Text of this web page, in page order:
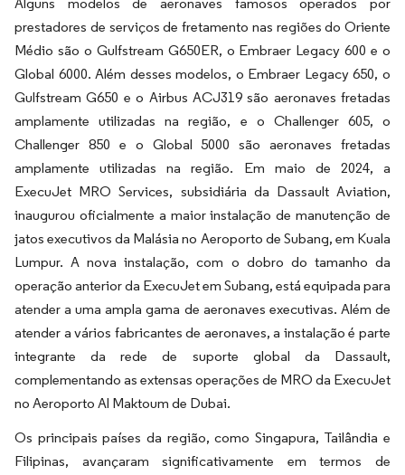
prestadores de serviços de fretamento nas regiões do Oriente
Médio são o Gulfstream G650ER, o Embraer Legacy 600 e o
Global 6000. Além desses modelos, o Embraer Legacy 650, o
Gulfstream G650 e o Airbus ACJ319 são aeronaves fretadas
amplamente utilizadas na região, e o Challenger 605, o
Challenger 850 e o Global 5000 são aeronaves fretadas
amplamente utilizadas na região. Em maio de 2024, a
ExecuJet MRO Services, subsidiária da Dassault Aviation,
inaugurou oficialmente a maior instalação de manutenção de
jatos executivos da Malásia no Aeroporto de Subang, em Kuala
Lumpur. A nova instalação, com o dobro do tamanho da
operação anterior da ExecuJet em Subang, está equipada para
atender a uma ampla gama de aeronaves executivas. Além de
atender a vários fabricantes de aeronaves, a instalação é parte
integrante da rede de suporte global da Dassault,
complementando as extensas operações de MRO da ExecuJet
no Aeroporto Al Maktoum de Dubai.
Os principais países da região, como Singapura, Tailândia e
Filipinas, avançaram significativamente em termos de